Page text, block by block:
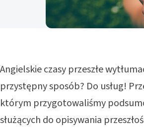
Angielskie czasy przeszłe
przystępny sposób? Do usług!
którym przygotowaliśmy
służących do opisywania